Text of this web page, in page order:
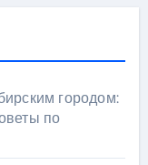
городом:
по